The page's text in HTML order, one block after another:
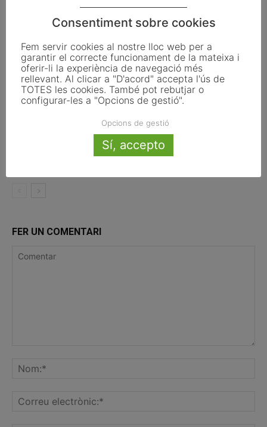
Amposta culmina el Pla de
Sostenibilitat Turística en Destí amb la
Pals reclama revisar el decret dels
habitatges d’ús turístic per preservar
l’autonomia municipal
Amposta reivindica la memòria de la
batalla de l’Ebre amb un programa
d’activitats per preservar la història i
FER UN COMENTARI
Consentiment sobre cookies
Fem servir cookies al nostre lloc web per a
garantir el correcte funcionament de la mateixa i
oferir-li la experiència de navegació més
rellevant. Al clicar a "D'acord" accepta l'ús de
TOTES les cookies. També pot rebutjar o
configurar-les a "Opcions de gestió".
Opcions de gestió
Sí, accepto